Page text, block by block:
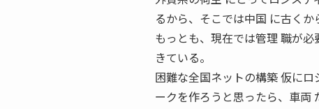
るから、そこでは中国 に古くか
もっとも、現在では管理 職が
きている。
困難な全国ネットの構築 仮に
ークを作ろうと思ったら、車両